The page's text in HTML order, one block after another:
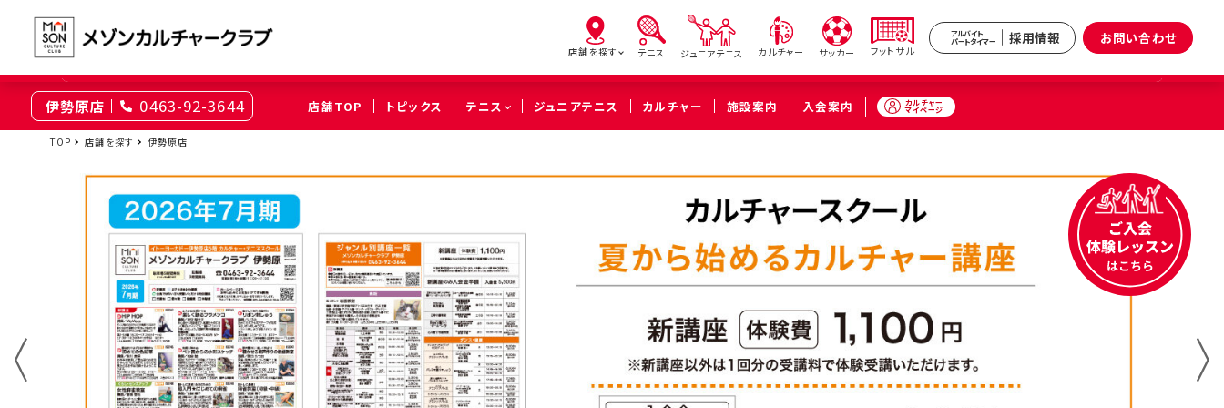
店舗を探す
東京
綾瀬
（足立区） （品川区） （葛飾区） （江東区） （足立区） （武蔵野市）
神奈川
伊勢原
（伊勢原市）
相模原
（相模原市南区）
橋本
（相模原市緑区）
溝の口 武蔵小杉
埼玉
上尾
（上尾市）
浦和
（さいたま市浦和区）
久喜
（久喜市）
テニス ジュニアテニス カルチャー サッカー フットサル
アルバイト
パートタイマー 採用情報 お問い合わせ
伊勢原店 0463-92-3644 店舗TOP トピックス テニス ジュニアテニス カルチャー 施設案内 入会案内 カルチャー
マイページ
TOP 店舗を探す 伊勢原店